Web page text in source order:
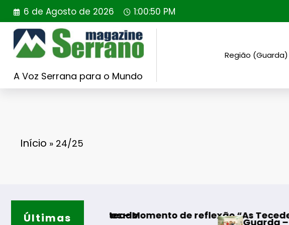
Saltar
para
conteúdo
6 de Agosto de 2026 1:00:51 PM
A Voz Serrana para o Mundo
Região (Guarda)
Início » 24/25
Últimas
sorteado– Momento de reflexão “As Tecedeiras – Uma
Guarda – Assinatura dos